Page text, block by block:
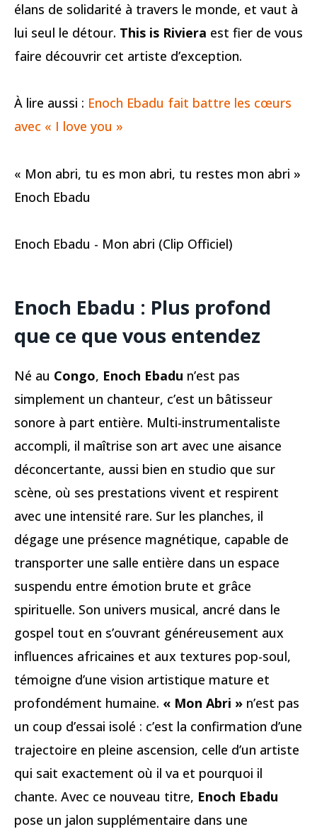
élans de solidarité à travers le monde, et vaut à
lui seul le détour. This is Riviera est fier de vous
faire découvrir cet artiste d’exception.
À lire aussi : Enoch Ebadu fait battre les cœurs
avec « I love you »
« Mon abri, tu es mon abri, tu restes mon abri »
Enoch Ebadu
Enoch Ebadu - Mon abri (Clip Officiel)
Enoch Ebadu : Plus profond
que ce que vous entendez
Né au Congo, Enoch Ebadu n’est pas
simplement un chanteur, c’est un bâtisseur
sonore à part entière. Multi-instrumentaliste
accompli, il maîtrise son art avec une aisance
déconcertante, aussi bien en studio que sur
scène, où ses prestations vivent et respirent
avec une intensité rare. Sur les planches, il
dégage une présence magnétique, capable de
transporter une salle entière dans un espace
suspendu entre émotion brute et grâce
spirituelle. Son univers musical, ancré dans le
gospel tout en s’ouvrant généreusement aux
influences africaines et aux textures pop-soul,
témoigne d’une vision artistique mature et
profondément humaine. « Mon Abri » n’est pas
un coup d’essai isolé : c’est la confirmation d’une
trajectoire en pleine ascension, celle d’un artiste
qui sait exactement où il va et pourquoi il
chante. Avec ce nouveau titre, Enoch Ebadu
pose un jalon supplémentaire dans une